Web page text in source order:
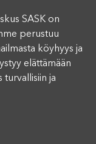
SASK on
perustuu
köyhyys ja
elättämään
turvallisiin ja